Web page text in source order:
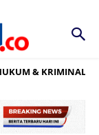
& KRIMINAL